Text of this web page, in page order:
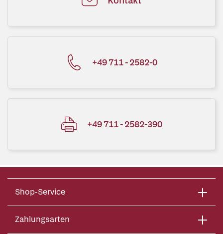
+49 711 - 2582-0
+49 711 - 2582-390
Shop-Service
Zahlungsarten